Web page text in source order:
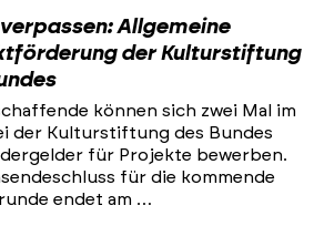
Allgemeine
der Kulturstiftung
können sich zwei Mal im
der Kulturstiftung des Bundes
für Projekte bewerben.
für die kommende
endet am …